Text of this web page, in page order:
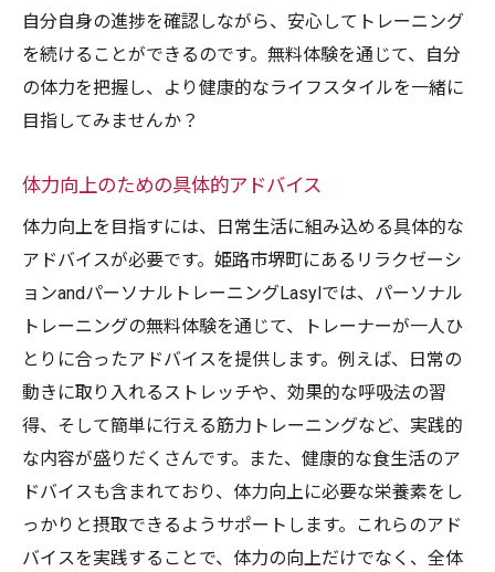
自分自身の進捗を確認しながら、安心してトレーニング
を続けることができるのです。無料体験を通じて、自分
の体力を把握し、より健康的なライフスタイルを一緒に
目指してみませんか？
体力向上のための具体的アドバイス
体力向上を目指すには、日常生活に組み込める具体的な
アドバイスが必要です。姫路市堺町にあるリラクゼーシ
ョンandパーソナルトレーニングLasylでは、パーソナル
トレーニングの無料体験を通じて、トレーナーが一人ひ
とりに合ったアドバイスを提供します。例えば、日常の
動きに取り入れるストレッチや、効果的な呼吸法の習
得、そして簡単に行える筋力トレーニングなど、実践的
な内容が盛りだくさんです。また、健康的な食生活のア
ドバイスも含まれており、体力向上に必要な栄養素をし
っかりと摂取できるようサポートします。これらのアド
バイスを実践することで、体力の向上だけでなく、全体